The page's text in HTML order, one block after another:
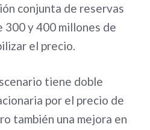
conjunta de reservas
y 400 millones de
el precio.
tiene doble
por el precio de
también una mejora en